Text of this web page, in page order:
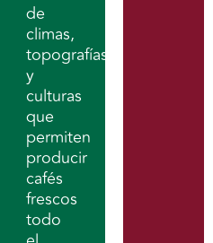
de
climas,
topografías
y
culturas
que
permiten
producir
cafés
frescos
todo